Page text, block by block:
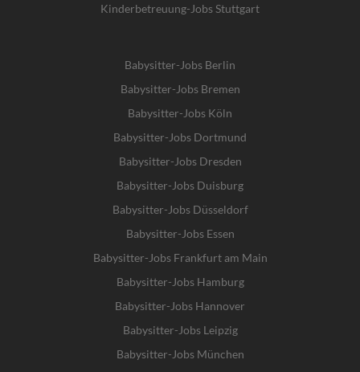
Kinderbetreuung-Jobs Stuttgart
Babysitter-Jobs Berlin
Babysitter-Jobs Bremen
Babysitter-Jobs Köln
Babysitter-Jobs Dortmund
Babysitter-Jobs Dresden
Babysitter-Jobs Duisburg
Babysitter-Jobs Düsseldorf
Babysitter-Jobs Essen
Babysitter-Jobs Frankfurt am Main
Babysitter-Jobs Hamburg
Babysitter-Jobs Hannover
Babysitter-Jobs Leipzig
Babysitter-Jobs München